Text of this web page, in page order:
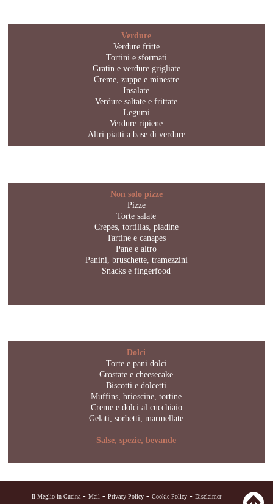
Verdure
Verdure fritte
Tortini e sformati
Gratin e verdure grigliate
Creme, zuppe e minestre
Insalate
Verdure saltate e frittate
Legumi
Verdure ripiene
Altri piatti a base di verdure
Non solo pizze
Pizze
Torte salate
Crepes, tortillas, piadine
Tartine e canapes
Pane e altro
Panini, bruschette, tramezzini
Snacks e fingerfood
Dolci
Torte e pani dolci
Crostate e cheesecake
Biscotti e dolcetti
Muffins, brioscine, tortine
Creme e dolci al cucchiaio
Gelati, sorbetti, marmellate
Salse, spezie, bevande
Il Meglio in Cucina- Mail - Privacy Policy- Cookie Policy- Disclaimer